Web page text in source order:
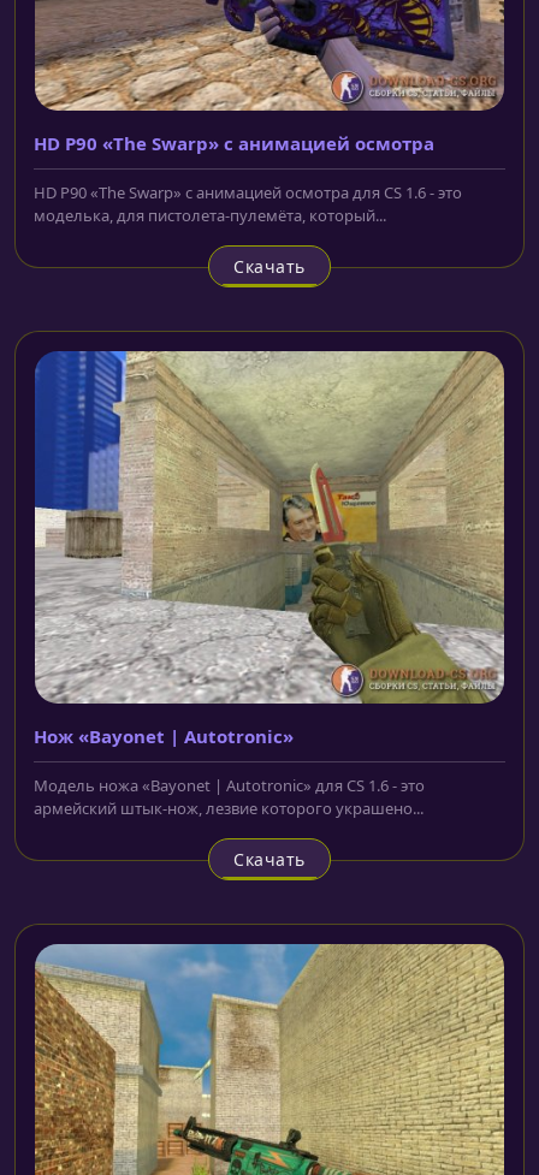
HD P90 «The Swarp» с анимацией осмотра
HD P90 «The Swarp» с анимацией осмотра для CS 1.6 - это
моделька, для пистолета-пулемёта, который...
Скачать
Нож «Bayonet | Autotronic»
Модель ножа «Bayonet | Autotronic» для CS 1.6 - это
армейский штык-нож, лезвие которого украшено...
Скачать